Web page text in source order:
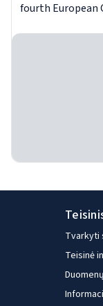
fourth European
Tvarkyti
Teisinė